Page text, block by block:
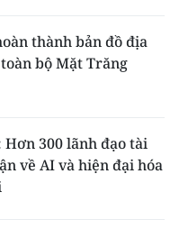
thành bản đồ địa
bộ Mặt Trăng
Hơn 300 lãnh đạo tài
về AI và hiện đại hóa